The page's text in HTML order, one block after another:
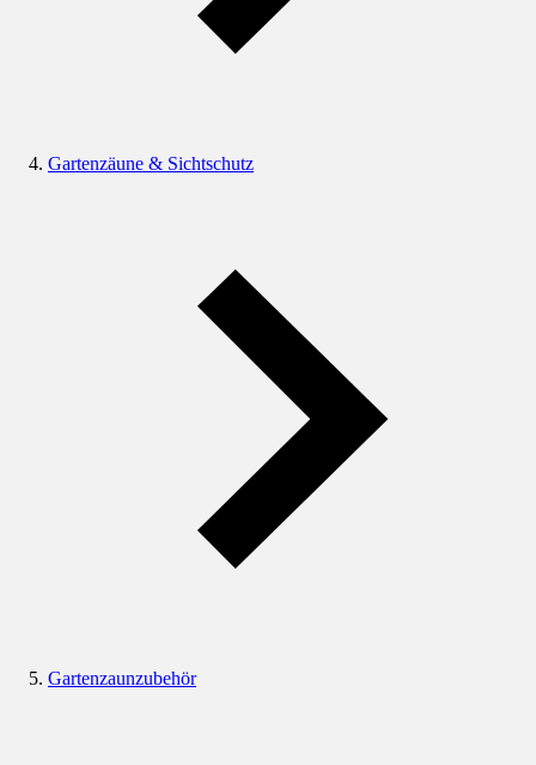
Gartenzäune & Sichtschutz
Gartenzaunzubehör